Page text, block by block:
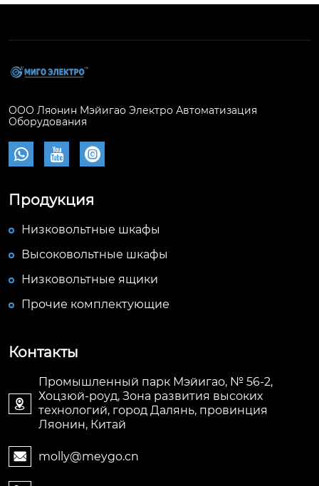
ООО Ляонин Мэйигао Электро Автоматизация
Оборудования
  
Продукция
Низковольтные шкафы
Высоковольтные шкафы
Низковольтные ящики
Прочие комплектующие
Контакты

Промышленный парк Мэйигао, № 56-2,
Хоцзюй-роуд, Зона развития высоких
технологий, город Далянь, провинция
Ляонин, Китай
 molly@meygo.cn